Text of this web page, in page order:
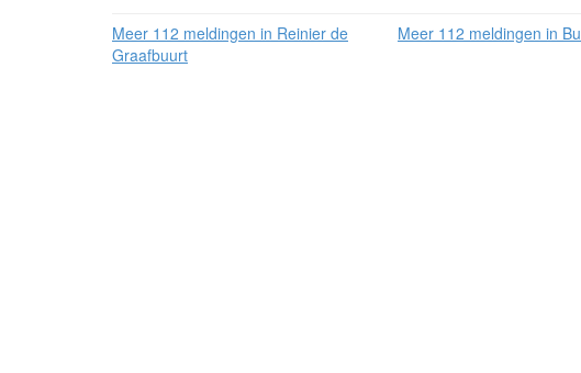
Meer 112 meldingen in Reinier de
Graafbuurt
Meer 112 meldingen in